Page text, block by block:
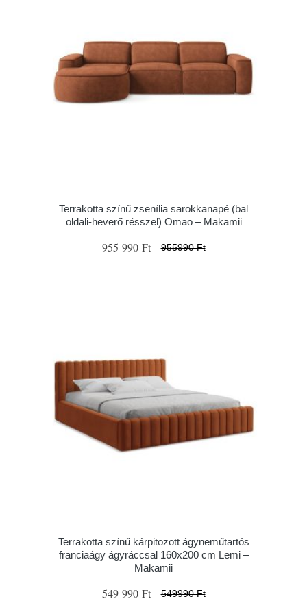
Terrakotta színű zsenília sarokkanapé (bal
oldali-heverő résszel) Omao – Makamii
955 990 Ft 955990 Ft
Terrakotta színű kárpitozott ágyneműtartós
franciaágy ágyráccsal 160x200 cm Lemi –
Makamii
549 990 Ft 549990 Ft